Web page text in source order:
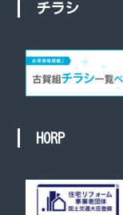
チラシ
HORP